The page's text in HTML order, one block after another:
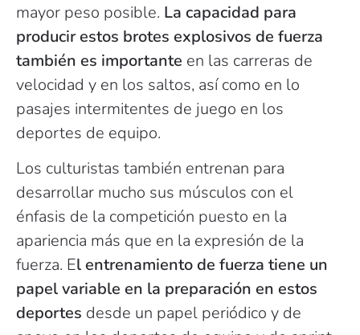
mayor peso posible. La capacidad para
producir estos brotes explosivos de fuerza
también es importante en las carreras de
velocidad y en los saltos, así como en lo
pasajes intermitentes de juego en los
deportes de equipo.
Los culturistas también entrenan para
desarrollar mucho sus músculos con el
énfasis de la competición puesto en la
apariencia más que en la expresión de la
fuerza. El entrenamiento de fuerza tiene un
papel variable en la preparación en estos
deportes desde un papel periódico y de